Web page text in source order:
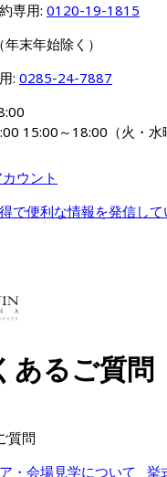
専用: 0120-19-1815
末年始除く）
: 0285-24-7887
15:00～18:00（火・水
ウント
で便利な情報を発信して
あるご質問
質問
・会場見学について
挙